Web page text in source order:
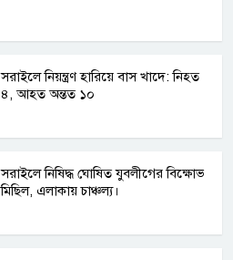
সরাইলে নিয়ন্ত্রণ হারিয়ে বাস খাদে: নিহত
৪, আহত অন্তত ১০
সরাইলে নিষিদ্ধ ঘোষিত যুবলীগের বিক্ষোভ
মিছিল, এলাকায় চাঞ্চল্য।